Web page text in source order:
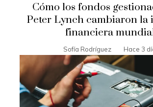
Cómo los fondos
Peter Lynch cambiaron la
financiera
Sofía Rodríguez Hace 3